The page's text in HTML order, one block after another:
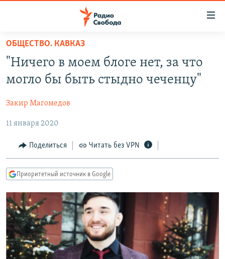
упрощенного
доступа
основному
Вернутся
главной
навигации
Вернутся
поиску
ПРОГРАММЫ
ПОДКАСТЫ
ЦИТАТЫ СВОБОДЫ
МНЕНИЯ
КУЛЬТУРА
IDEL.РЕАЛИИ
КАВКАЗ.РЕАЛИИ
СЕВЕР.РЕАЛИИ
СИБИРЬ.РЕАЛИИ
РАСПИСАНИЕ ВЕЩАНИЯ
ПОДПИШИТЕСЬ НА РАССЫЛКУ
ОБЩЕСТВО. КАВКАЗ
"Ничего в моем блоге нет, за что
могло бы быть стыдно чеченцу"
Закир Магомедов
11 января 2020
Поделиться Читать без VPN
Приоритетный источник в Google